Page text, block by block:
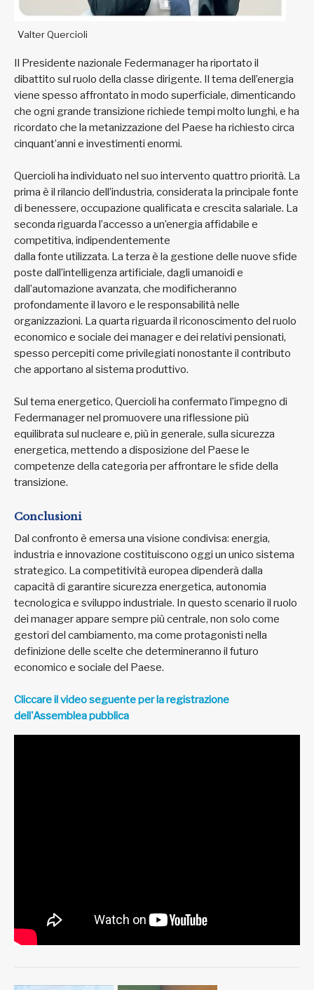
Valter Quercioli
Il Presidente nazionale Federmanager ha riportato il
dibattito sul ruolo della classe dirigente. Il tema dell’energia
viene spesso affrontato in modo superficiale, dimenticando
che ogni grande transizione richiede tempi molto lunghi, e ha
ricordato che la metanizzazione del Paese ha richiesto circa
cinquant’anni e investimenti enormi.
Quercioli ha individuato nel suo intervento quattro priorità. La
prima è il rilancio dell’industria, considerata la principale fonte
di benessere, occupazione qualificata e crescita salariale. La
seconda riguarda l’accesso a un’energia affidabile e
competitiva, indipendentemente
dalla fonte utilizzata. La terza è la gestione delle nuove sfide
poste dall’intelligenza artificiale, dagli umanoidi e
dall’automazione avanzata, che modificheranno
profondamente il lavoro e le responsabilità nelle
organizzazioni. La quarta riguarda il riconoscimento del ruolo
economico e sociale dei manager e dei relativi pensionati,
spesso percepiti come privilegiati nonostante il contributo
che apportano al sistema produttivo.
Sul tema energetico, Quercioli ha confermato l’impegno di
Federmanager nel promuovere una riflessione più
equilibrata sul nucleare e, più in generale, sulla sicurezza
energetica, mettendo a disposizione del Paese le
competenze della categoria per affrontare le sfide della
transizione.
Conclusioni
Dal confronto è emersa una visione condivisa: energia,
industria e innovazione costituiscono oggi un unico sistema
strategico. La competitività europea dipenderà dalla
capacità di garantire sicurezza energetica, autonomia
tecnologica e sviluppo industriale. In questo scenario il ruolo
dei manager appare sempre più centrale, non solo come
gestori del cambiamento, ma come protagonisti nella
definizione delle scelte che determineranno il futuro
economico e sociale del Paese.
Cliccare il video seguente per la registrazione
dell'Assemblea pubblica